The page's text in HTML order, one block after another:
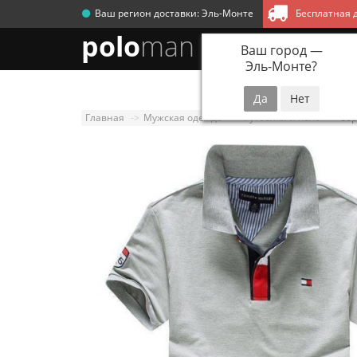
Ваш регион доставки:Эль-Монте
Ваш город —
Эль-Монте?
Бесплатная
poloman
Новинки
Главная Мужская одежда Футболки и поло